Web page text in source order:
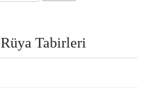
Tabirleri